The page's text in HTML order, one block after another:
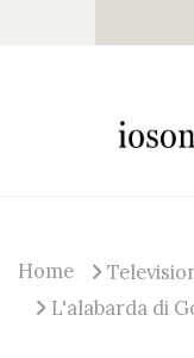
Home
L'alabarda di